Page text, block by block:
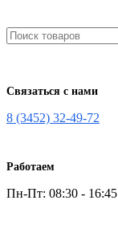
Связаться с нами
8 (3452) 32-49-72
Работаем
Пн-Пт: 08:30 - 16:45